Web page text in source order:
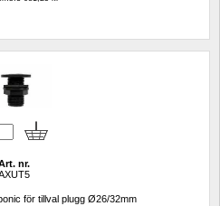
nr.
för tillval plugg Ø26/32mm